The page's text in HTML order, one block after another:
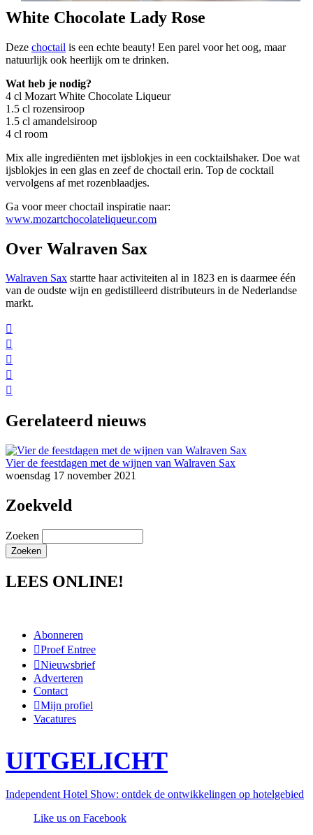
White Chocolate Lady Rose
Deze choctail is een echte beauty! Een parel voor het oog, maar
natuurlijk ook heerlijk om te drinken.
Wat heb je nodig?
4 cl Mozart White Chocolate Liqueur
1.5 cl rozensiroop
1.5 cl amandelsiroop
4 cl room
Mix alle ingrediënten met ijsblokjes in een cocktailshaker. Doe wat
ijsblokjes in een glas en zeef de choctail erin. Top de cocktail
vervolgens af met rozenblaadjes.
Ga voor meer choctail inspiratie naar:
www.mozartchocolateliqueur.com
Over Walraven Sax
Walraven Sax startte haar activiteiten al in 1823 en is daarmee één
van de oudste wijn en gedistilleerd distributeurs in de Nederlandse
markt.





Gerelateerd nieuws
Vier de feestdagen met de wijnen van Walraven Sax
woensdag 17 november 2021
Zoekveld
Zoeken
LEES ONLINE!
Abonneren
Proef Entree
Nieuwsbrief
Adverteren
Contact
Mijn profiel
Vacatures
UITGELICHT
Independent Hotel Show: ontdek de ontwikkelingen op hotelgebied
Like us on Facebook